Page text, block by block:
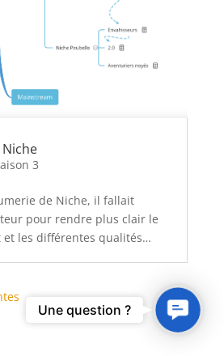
3
de Niche, il fallait
pour rendre plus clair le
et les différentes qualités…
Contact
Us
Une question ?